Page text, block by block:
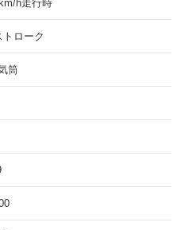
h走行時
トローク
筒